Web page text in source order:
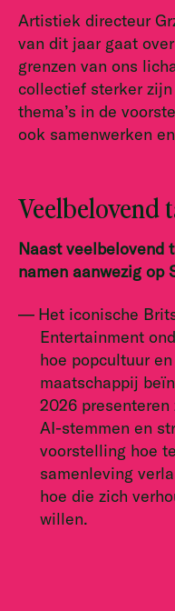
Artistiek directeur
van dit jaar gaat
grenzen van ons
collectief sterker
thema’s in de
ook samenwerken
Veelbelovend
Naast veelbelovend
namen aanwezig op
Het iconische
Entertainment
hoe popcultuur
maatschappij
2026 presenteren
AI-stemmen en
voorstelling hoe
samenleving
hoe die zich
willen.